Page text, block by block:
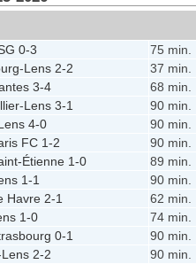
0-3
75 min.
-Lens 2-2
37 min.
3-4
68 min.
-Lens 3-1
90 min.
4-0
90 min.
FC 1-2
90 min.
Étienne 1-0
89 min.
1-1
90 min.
Havre 2-1
62 min.
1-0
74 min.
0-1
90 min.
Lens 2-2
90 min.